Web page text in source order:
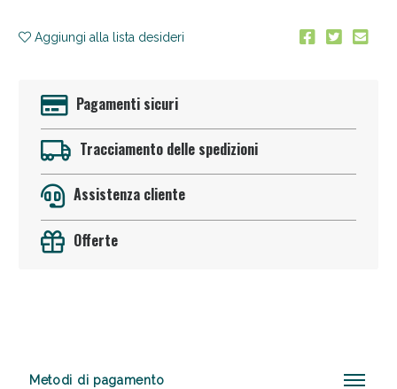
Aggiungi alla lista desideri
Pagamenti sicuri
Tracciamento delle spedizioni
Assistenza cliente
Offerte
Metodi di pagamento
Anticellulite e Fanghi: Sconto fino al 40% valido
oggi!